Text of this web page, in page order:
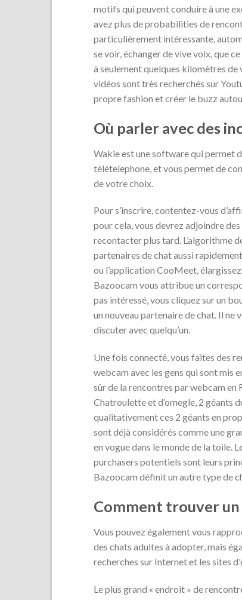
motifs qui peuvent conduire à une
avez plus de probabilities de
particulièrement intéressante,
se voir, échanger de vive voix, que
à seulement quelques kilomètres de
vidéos sont très recherchés sur
propre fashion et créer le buzz
Où parler avec des
Wakie est une software qui permet
télételephone, et vous permet de
de votre choix.
Pour s’inscrire, contentez-vous
pour cela, vous devrez adjoindre
recontacter plus tard. L’algorithme
partenaires de chat aussi
ou l’application CooMeet,
Bazoocam vous attribue un
pas intéressé, vous cliquez sur un
un nouveau partenaire de chat. Il ne
discuter avec quelqu’un.
Une fois connecté, vous faites des
webcam avec les gens qui sont mis
sûr de la rencontres par webcam en
Chatroulette et d’omegle, 2 géants
qualitativement ces 2 géants en
sont déjà considérés comme une
en vogue dans le monde de la toile.
purchasers potentiels sont leurs
Bazoocam définit un autre type de
Comment trouver
Vous pouvez également vous
des chats adultes à adopter, mais
recherches sur Internet et les sites
Le plus grand « endroit » de